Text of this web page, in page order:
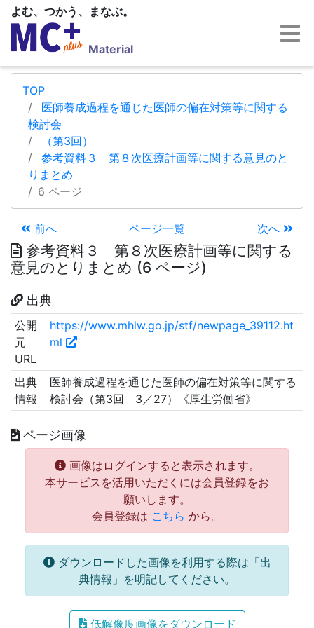
よむ、つかう、まなぶ。
Material
TOP
医師養成過程を通じた医師の偏在対策等に関する
検討会
（第3回）
参考資料３ 第８次医療計画等に関する意見のと
りまとめ
6 ページ
前へ ページ一覧 次へ
参考資料３ 第８次医療計画等に関する
意見のとりまとめ (6 ページ)
出典
公開
元
URL
https://www.mhlw.go.jp/stf/newpage_39112.ht
ml
出典
情報
医師養成過程を通じた医師の偏在対策等に関する
検討会（第3回 3／27）《厚生労働省》
ページ画像
画像はログインすると表示されます。
本サービスを活用いただくには会員登録をお
願いします。
会員登録は こちら から。
ダウンロードした画像を利用する際は「出
典情報」を明記してください。
低解像度画像をダウンロード